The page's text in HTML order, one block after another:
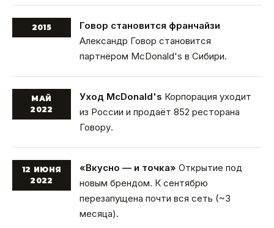
2015
Говор становится франчайзи
Александр Говор становится
партнёром McDonald's в Сибири.
МАЙ
2022
Уход McDonald's Корпорация уходит
из России и продаёт 852 ресторана
Говору.
12 ИЮНЯ
2022
«Вкусно — и точка» Открытие под
новым брендом. К сентябрю
перезапущена почти вся сеть (~3
месяца).